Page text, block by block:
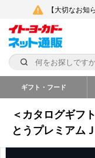
【大切なお知
ギフト・フード
＜カタログギフ
とうプレミアム